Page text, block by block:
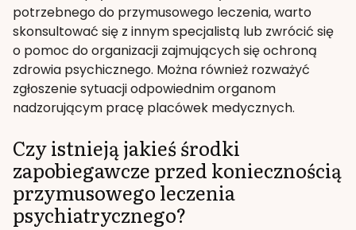
potrzebnego do przymusowego leczenia, warto
skonsultować się z innym specjalistą lub zwrócić się
o pomoc do organizacji zajmujących się ochroną
zdrowia psychicznego. Można również rozważyć
zgłoszenie sytuacji odpowiednim organom
nadzorującym pracę placówek medycznych.
Czy istnieją jakieś środki
zapobiegawcze przed koniecznością
przymusowego leczenia
psychiatrycznego?